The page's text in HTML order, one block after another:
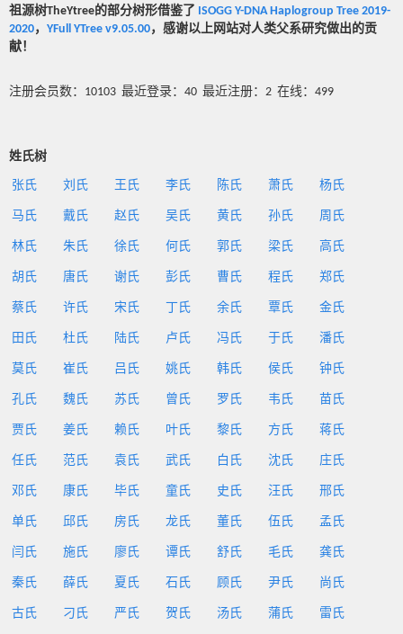
祖源树TheYtree的部分树形借鉴了 ISOGG Y-DNA Haplogroup Tree 2019-
2020， YFull YTree v9.05.00，感谢以上网站对人类父系研究做出的贡
献！
注册会员数：10103 最近登录：40 最近注册：2 在线：499
姓氏树
张氏 刘氏 王氏 李氏 陈氏 萧氏 杨氏
马氏 戴氏 赵氏 吴氏 黄氏 孙氏 周氏
林氏 朱氏 徐氏 何氏 郭氏 梁氏 高氏
胡氏 唐氏 谢氏 彭氏 曹氏 程氏 郑氏
蔡氏 许氏 宋氏 丁氏 余氏 覃氏 金氏
田氏 杜氏 陆氏 卢氏 冯氏 于氏 潘氏
莫氏 崔氏 吕氏 姚氏 韩氏 侯氏 钟氏
孔氏 魏氏 苏氏 曾氏 罗氏 韦氏 苗氏
贾氏 姜氏 赖氏 叶氏 黎氏 方氏 蒋氏
任氏 范氏 袁氏 武氏 白氏 沈氏 庄氏
邓氏 康氏 毕氏 童氏 史氏 汪氏 邢氏
单氏 邱氏 房氏 龙氏 董氏 伍氏 孟氏
闫氏 施氏 廖氏 谭氏 舒氏 毛氏 龚氏
秦氏 薛氏 夏氏 石氏 顾氏 尹氏 尚氏
古氏 刁氏 严氏 贺氏 汤氏 蒲氏 雷氏